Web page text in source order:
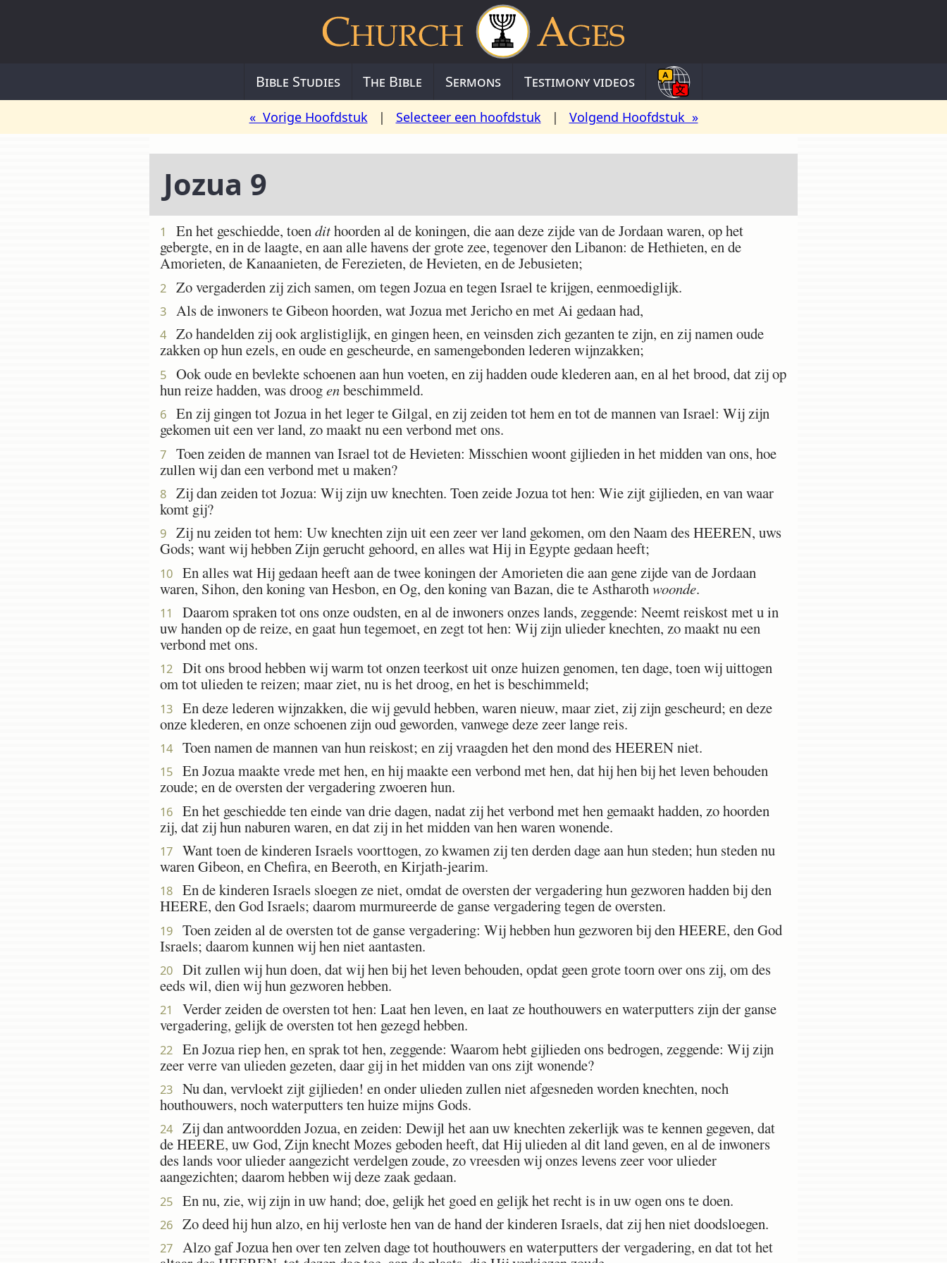
Bible Studies The Bible Sermons Testimony videos
« Vorige Hoofdstuk| Selecteer een hoofdstuk| Volgend Hoofdstuk »
Jozua 9
1 En het geschiedde, toendithoorden al de koningen, die aan deze zijde van de Jordaan waren, op het
gebergte, en in de laagte, en aan alle havens der grote zee, tegenover den Libanon: de Hethieten, en de
Amorieten, de Kanaanieten, de Ferezieten, de Hevieten, en de Jebusieten;
2 Zo vergaderden zij zich samen, om tegen Jozua en tegen Israel te krijgen, eenmoediglijk.
3 Als de inwoners te Gibeon hoorden, wat Jozua met Jericho en met Ai gedaan had,
4
Zo handelden zij ook arglistiglijk, en gingen heen, en veinsden zich gezanten te zijn, en zij namen oude
zakken op hun ezels, en oude en gescheurde, en samengebonden lederen wijnzakken;
5
Ook oude en bevlekte schoenen aan hun voeten, en zij hadden oude klederen aan, en al het brood, dat zij op
hun reize hadden, was droogenbeschimmeld.
6
En zij gingen tot Jozua in het leger te Gilgal, en zij zeiden tot hem en tot de mannen van Israel: Wij zijn
gekomen uit een ver land, zo maakt nu een verbond met ons.
7
Toen zeiden de mannen van Israel tot de Hevieten: Misschien woont gijlieden in het midden van ons, hoe
zullen wij dan een verbond met u maken?
8
Zij dan zeiden tot Jozua: Wij zijn uw knechten. Toen zeide Jozua tot hen: Wie zijt gijlieden, en van waar
komt gij?
9
Zij nu zeiden tot hem: Uw knechten zijn uit een zeer ver land gekomen, om den Naam des HEEREN, uws
Gods; want wij hebben Zijn gerucht gehoord, en alles wat Hij in Egypte gedaan heeft;
10
En alles wat Hij gedaan heeft aan de twee koningen der Amorieten die aan gene zijde van de Jordaan
waren, Sihon, den koning van Hesbon, en Og, den koning van Bazan, die te Astharothwoonde.
11
Daarom spraken tot ons onze oudsten, en al de inwoners onzes lands, zeggende: Neemt reiskost met u in
uw handen op de reize, en gaat hun tegemoet, en zegt tot hen: Wij zijn ulieder knechten, zo maakt nu een
verbond met ons.
12
Dit ons brood hebben wij warm tot onzen teerkost uit onze huizen genomen, ten dage, toen wij uittogen
om tot ulieden te reizen; maar ziet, nu is het droog, en het is beschimmeld;
13
En deze lederen wijnzakken, die wij gevuld hebben, waren nieuw, maar ziet, zij zijn gescheurd; en deze
onze klederen, en onze schoenen zijn oud geworden, vanwege deze zeer lange reis.
14 Toen namen de mannen van hun reiskost; en zij vraagden het den mond des HEEREN niet.
15
En Jozua maakte vrede met hen, en hij maakte een verbond met hen, dat hij hen bij het leven behouden
zoude; en de oversten der vergadering zwoeren hun.
16
En het geschiedde ten einde van drie dagen, nadat zij het verbond met hen gemaakt hadden, zo hoorden
zij, dat zij hun naburen waren, en dat zij in het midden van hen waren wonende.
17
Want toen de kinderen Israels voorttogen, zo kwamen zij ten derden dage aan hun steden; hun steden nu
waren Gibeon, en Chefira, en Beeroth, en Kirjath-jearim.
18
En de kinderen Israels sloegen ze niet, omdat de oversten der vergadering hun gezworen hadden bij den
HEERE, den God Israels; daarom murmureerde de ganse vergadering tegen de oversten.
19
Toen zeiden al de oversten tot de ganse vergadering: Wij hebben hun gezworen bij den HEERE, den God
Israels; daarom kunnen wij hen niet aantasten.
20
Dit zullen wij hun doen, dat wij hen bij het leven behouden, opdat geen grote toorn over ons zij, om des
eeds wil, dien wij hun gezworen hebben.
21
Verder zeiden de oversten tot hen: Laat hen leven, en laat ze houthouwers en waterputters zijn der ganse
vergadering, gelijk de oversten tot hen gezegd hebben.
22
En Jozua riep hen, en sprak tot hen, zeggende: Waarom hebt gijlieden ons bedrogen, zeggende: Wij zijn
zeer verre van ulieden gezeten, daar gij in het midden van ons zijt wonende?
23
Nu dan, vervloekt zijt gijlieden! en onder ulieden zullen niet afgesneden worden knechten, noch
houthouwers, noch waterputters ten huize mijns Gods.
24
Zij dan antwoordden Jozua, en zeiden: Dewijl het aan uw knechten zekerlijk was te kennen gegeven, dat
de HEERE, uw God, Zijn knecht Mozes geboden heeft, dat Hij ulieden al dit land geven, en al de inwoners
des lands voor ulieder aangezicht verdelgen zoude, zo vreesden wij onzes levens zeer voor ulieder
aangezichten; daarom hebben wij deze zaak gedaan.
25 En nu, zie, wij zijn in uw hand; doe, gelijk het goed en gelijk het recht is in uw ogen ons te doen.
26 Zo deed hij hun alzo, en hij verloste hen van de hand der kinderen Israels, dat zij hen niet doodsloegen.
27
Alzo gaf Jozua hen over ten zelven dage tot houthouwers en waterputters der vergadering, en dat tot het